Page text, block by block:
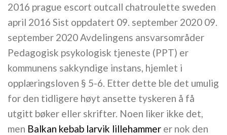
2016 prague escort outcall chatroulette sweden
april 2016 Sist oppdatert 09. september 2020 09.
september 2020 Avdelingens ansvarsområder
Pedagogisk psykologisk tjeneste (PPT) er
kommunens sakkyndige instans, hjemlet i
opplæringsloven § 5-6. Etter dette ble det umulig
for den tidligere høyt ansette tyskeren å få
utgitt bøker eller skrifter. Noen liker ikke det,
men Balkan kebab larvik lillehammer er nok den